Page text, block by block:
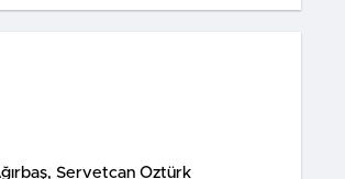
Derya Çalışır, Mehmet Ağırbaş, Servetcan Öztürk